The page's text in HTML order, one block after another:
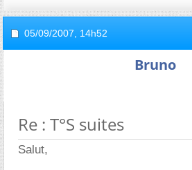
05/09/2007, 14h52
Bruno
Re : T°S suites
Salut,